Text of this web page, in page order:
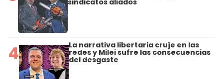
sindicatos aliados
4 La narrativa libertaria cruje en las
redes y Milei sufre las consecuencias
del desgaste